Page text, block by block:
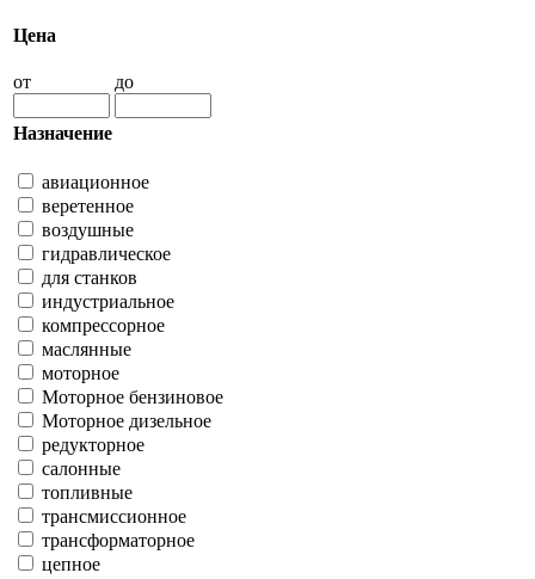
Цена
от до
Назначение
авиационное
веретенное
воздушные
гидравлическое
для станков
индустриальное
компрессорное
маслянные
моторное
Моторное бензиновое
Моторное дизельное
редукторное
салонные
топливные
трансмиссионное
трансформаторное
цепное